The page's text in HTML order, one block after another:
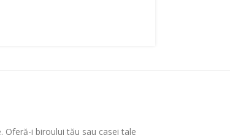
i biroului tău sau casei tale